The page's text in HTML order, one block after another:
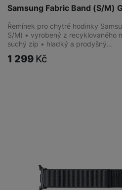
Samsung Fabric Band (S/M)
Řemínek pro chytré hodinky
S/M) • vyrobený z recyklovaného
suchý zip • hladký a prodyšný…
1 299 Kč